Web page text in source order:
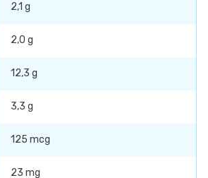
2,1 g
2,0 g
12,3 g
3,3 g
125 mcg
23 mg